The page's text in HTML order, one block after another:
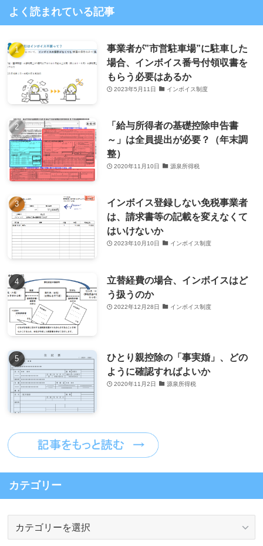
よく読まれている記事
事業者が”市営駐車場”に駐車した
場合、インボイス番号付領収書を
もらう必要はあるか
2023年5月11日 インボイス制度
「給与所得者の基礎控除申告書
～」は全員提出が必要？（年末調
整）
2020年11月10日 源泉所得税
インボイス登録しない免税事業者
は、請求書等の記載を変えなくて
はいけないか
2023年10月10日 インボイス制度
立替経費の場合、インボイスはど
う扱うのか
2022年12月28日 インボイス制度
ひとり親控除の「事実婚」、どの
ように確認すればよいか
2020年11月2日 源泉所得税
カテゴリー